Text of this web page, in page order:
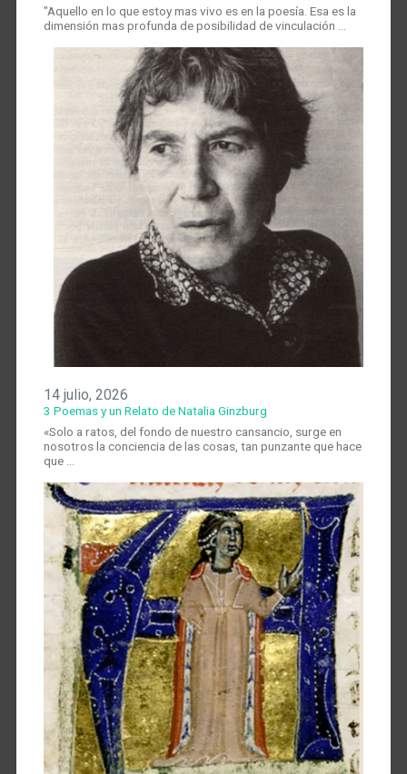
"Aquello en lo que estoy mas vivo es en la poesía. Esa es la
dimensión mas profunda de posibilidad de vinculación …
14 julio, 2026
3 Poemas y un Relato de Natalia Ginzburg
«Solo a ratos, del fondo de nuestro cansancio, surge en
nosotros la conciencia de las cosas, tan punzante que hace
que …